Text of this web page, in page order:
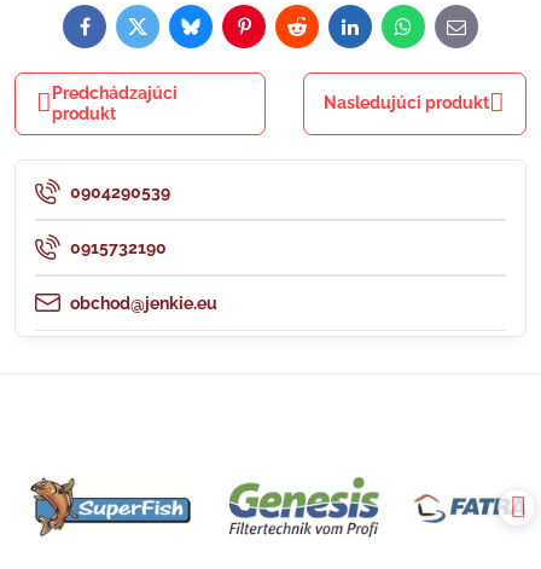
FacebookTwitterBlueskyPinterestRedditLinkedInWhatsApp
E-
mail
Predchádzajúci
produkt
Nasledujúci produkt
0904290539
0915732190
obchod@jenkie.eu